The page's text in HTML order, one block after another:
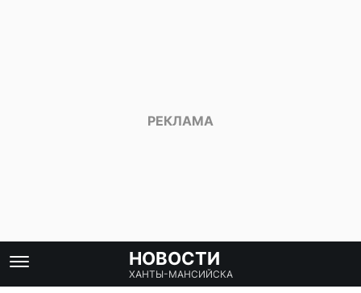
НОВОСТИ
ХАНТЫ-МАНСИЙСКА